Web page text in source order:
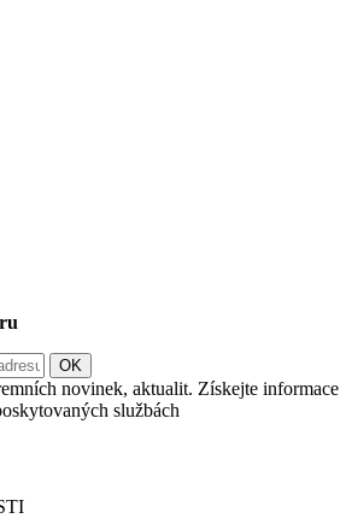
novinek, aktualit. Získejte informace
službách